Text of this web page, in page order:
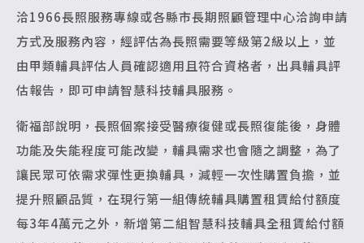
洽1966長照服務專線或各縣市長期照顧管理中心洽詢申請
方式及服務內容，經評估為長照需要等級第2級以上，並
由甲類輔具評估人員確認適用且符合資格者，出具輔具評
估報告，即可申請智慧科技輔具服務。
衛福部說明，長照個案接受醫療復健或長照復能後，身體
功能及失能程度可能改變，輔具需求也會隨之調整，為了
讓民眾可依需求彈性更換輔具，減輕一次性購置負擔，並
提升照顧品質，在現行第一組傳統輔具購置租賃給付額度
每3年4萬元之外，新增第二組智慧科技輔具全租賃給付額